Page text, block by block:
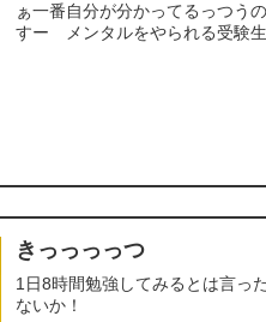
ぁ一番自分が分かってるっつう
すー メンタルをやられる受験
きっっっっつ
1日8時間勉強してみるとは言
ないか！